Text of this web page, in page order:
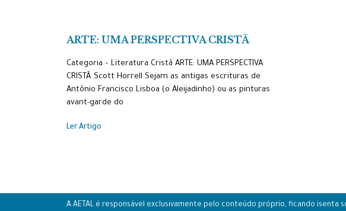
ARTE: UMA PERSPECTIVA CRISTÃ
Categoria – Literatura Cristã ARTE: UMA PERSPECTIVA
CRISTÃ Scott Horrell Sejam as antigas escrituras de
Antônio Francisco Lisboa (o Aleijadinho) ou as pinturas
avant-garde do
Ler Artigo
A AETAL é responsável exclusivamente pelo conteúdo próprio, ficando